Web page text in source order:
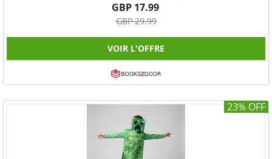
GBP 17.99
GBP 29.99
VOIR L'OFFRE
23% OFF